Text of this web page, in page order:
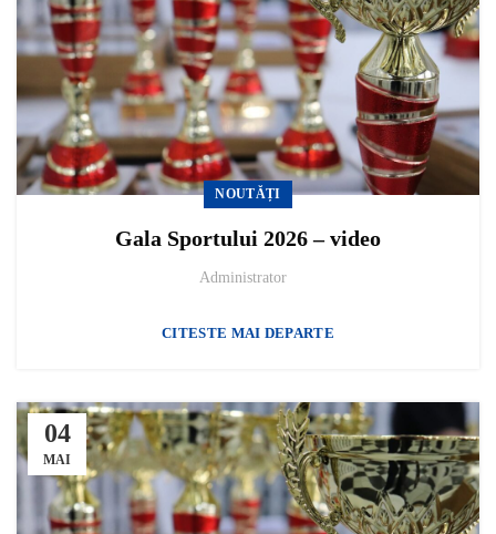
NOUTĂȚI
Gala Sportului 2026 – video
Administrator
CITESTE MAI DEPARTE
04
MAI